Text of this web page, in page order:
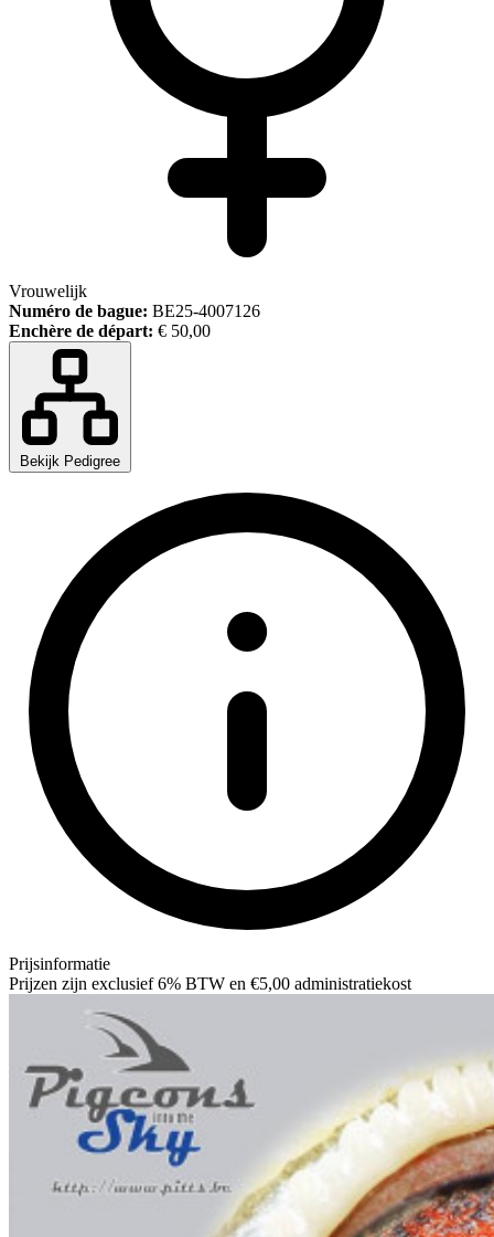
Vrouwelijk
Numéro de bague: BE25-4007126
Enchère de départ: € 50,00
Bekijk Pedigree
Prijsinformatie
Prijzen zijn exclusief 6% BTW en €5,00 administratiekost